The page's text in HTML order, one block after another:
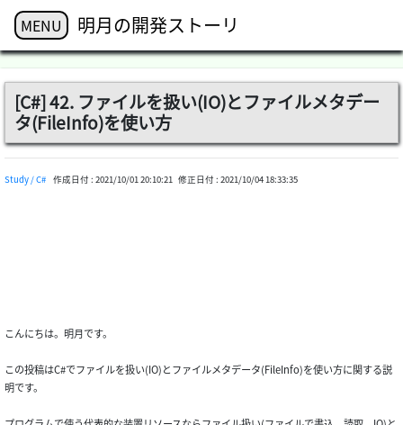
MENU 明月の開発ストーリ
[C#] 42. ファイルを扱い(IO)とファイルメタデー
タ(FileInfo)を使い方
Study / C# 作成日付 : 2021/10/01 20:10:21 修正日付 : 2021/10/04 18:33:35
こんにちは。明月です。
この投稿はC#でファイルを扱い(IO)とファイルメタデータ(FileInfo)を使い方に関する説
明です。